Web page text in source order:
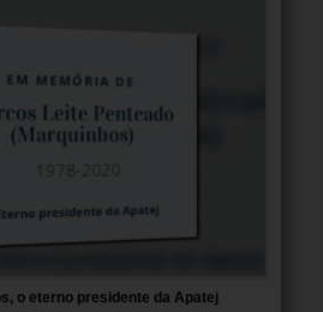
o eterno presidente da Apatej